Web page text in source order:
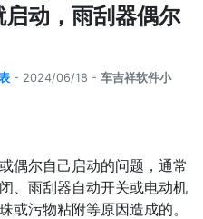
动，雨刮器偶尔
- 2024/06/18 - 车吉祥软件小
偶尔自己启动的问题，通常
、雨刮器自动开关或电动机
或污物粘附等原因造成的。